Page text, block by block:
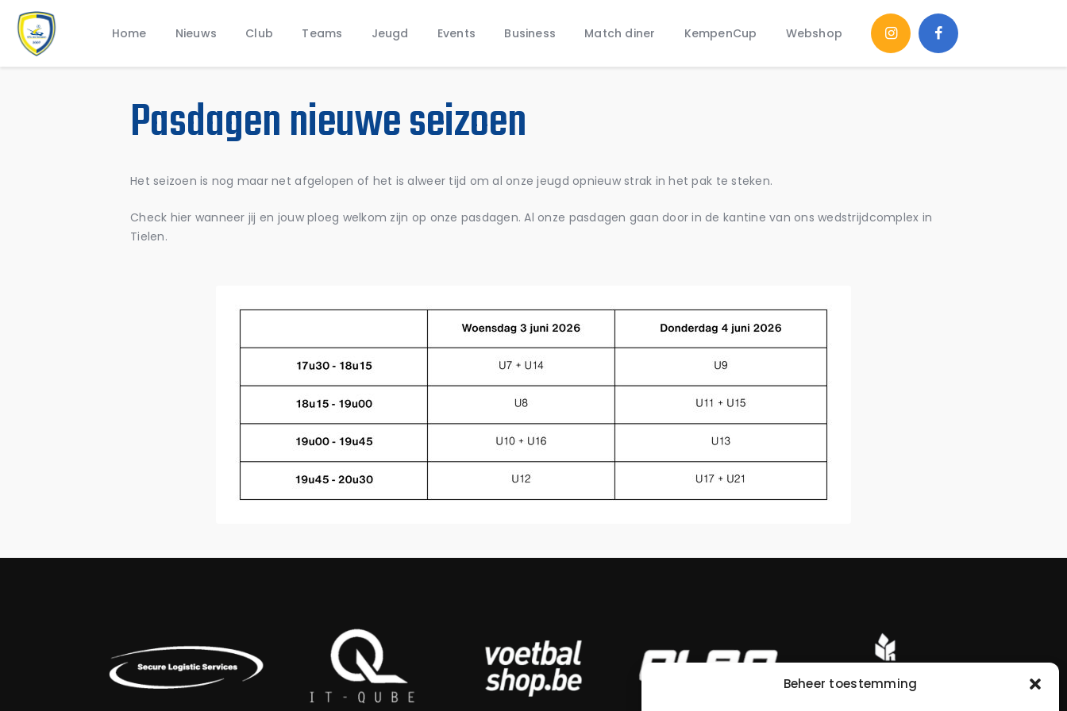
Beheer toestemming
Home Nieuws Club Teams Jeugd Events Business Match diner KempenCup Webshop
Nieuws
Jeugd
Pasdagen nieuwe seizoen
Het seizoen is nog maar net afgelopen of het is alweer tijd om al onze jeugd opnieuw strak in het pak te steken.
Check hier wanneer jij en jouw ploeg welkom zijn op onze pasdagen. Al onze pasdagen gaan door in de kantine van ons wedstrijdcomplex in
Tielen.